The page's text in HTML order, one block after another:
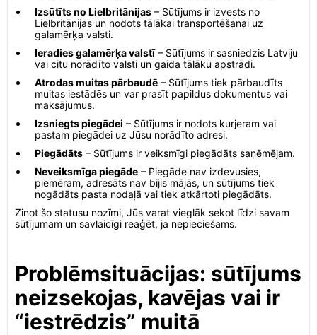
Izsūtīts no Lielbritānijas – Sūtījums ir izvests no
Lielbritānijas un nodots tālākai transportēšanai uz
galamērķa valsti.
Ieradies galamērķa valstī– Sūtījums ir sasniedzis Latviju
vai citu norādīto valsti un gaida tālāku apstrādi.
Atrodas muitas pārbaudē – Sūtījums tiek pārbaudīts
muitas iestādēs un var prasīt papildus dokumentus vai
maksājumus.
Izsniegts piegādei – Sūtījums ir nodots kurjeram vai
pastam piegādei uz Jūsu norādīto adresi.
Piegādāts – Sūtījums ir veiksmīgi piegādāts saņēmējam.
Neveiksmīga piegāde – Piegāde nav izdevusies,
piemēram, adresāts nav bijis mājās, un sūtījums tiek
nogādāts pasta nodaļā vai tiek atkārtoti piegādāts.
Zinot šo statusu nozīmi, Jūs varat vieglāk sekot līdzi savam
sūtījumam un savlaicīgi reaģēt, ja nepieciešams.
Problēmsituācijas: sūtījums
neizsekojas, kavējas vai ir
“iestrēdzis” muitā